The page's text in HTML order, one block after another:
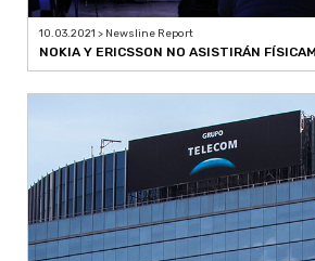
10.03.2021 > Newsline Report
NOKIA Y ERICSSON NO ASISTIRÁN